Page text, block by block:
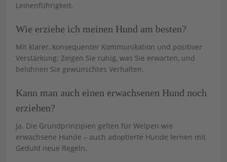
Leinenführigkeit.
Wie erziehe ich meinen Hund am besten?
Mit klarer, konsequenter Kommunikation und positiver
Verstärkung: Zeigen Sie ruhig, was Sie erwarten, und
belohnen Sie gewünschtes Verhalten.
Kann man auch einen erwachsenen Hund noch
erziehen?
Ja. Die Grundprinzipien gelten für Welpen wie
erwachsene Hunde – auch adoptierte Hunde lernen mit
Geduld neue Regeln.